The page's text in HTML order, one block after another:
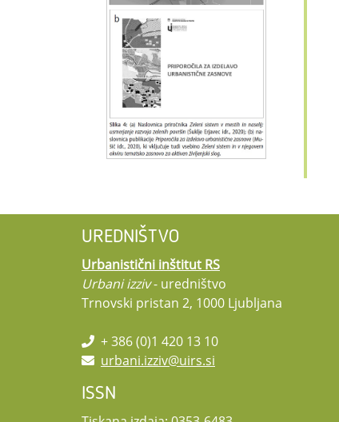
UREDNIŠTVO
Urbanistični inštitut RS
Urbani izziv- uredništvo
Trnovski pristan 2, 1000 Ljubljana
+ 386 (0)1 420 13 10
urbani.izziv@uirs.si
ISSN